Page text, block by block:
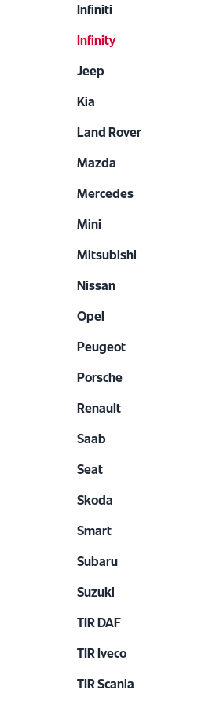
Infiniti
Infinity
Jeep
Kia
Land Rover
Mazda
Mercedes
Mini
Mitsubishi
Nissan
Opel
Peugeot
Porsche
Renault
Saab
Seat
Skoda
Smart
Subaru
Suzuki
TIR DAF
TIR Iveco
TIR Scania